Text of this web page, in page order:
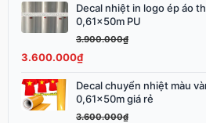
Decal nhiệt in logo ép áo
0,61x50m PU
3.900.000₫
Giá
3.900.000₫.
3.600.000₫
Giá
là:
3.600.000₫.
Decal chuyển nhiệt màu
0,61x50m giá rẻ
3.600.000₫
Giá
gốc
Giá
hiện